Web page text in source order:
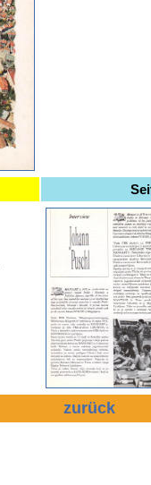
zurück